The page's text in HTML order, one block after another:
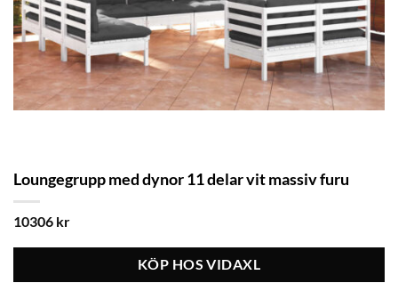
Loungegrupp med dynor 11 delar vit massiv furu
10306 kr
KÖP HOS VIDAXL